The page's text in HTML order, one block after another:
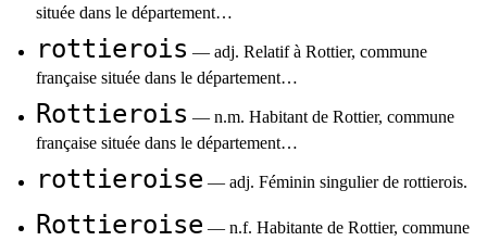
située dans le département…
rottierois — adj. Relatif à Rottier, commune
française située dans le département…
Rottierois — n.m. Habitant de Rottier, commune
française située dans le département…
rottieroise — adj. Féminin singulier de rottierois.
Rottieroise — n.f. Habitante de Rottier, commune